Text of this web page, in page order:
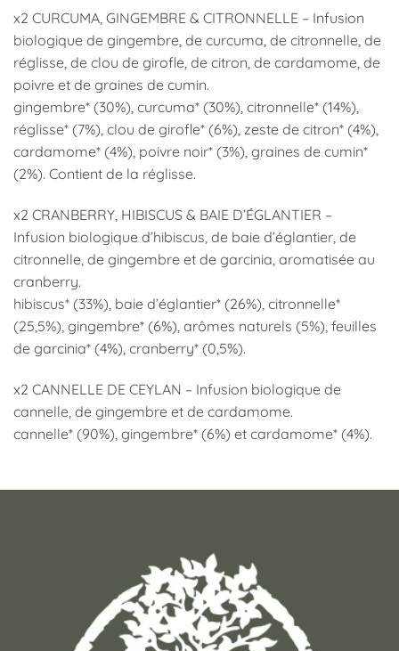
x2 CURCUMA, GINGEMBRE & CITRONNELLE – Infusion
biologique de gingembre, de curcuma, de citronnelle, de
réglisse, de clou de girofle, de citron, de cardamome, de
poivre et de graines de cumin.
gingembre* (30%), curcuma* (30%), citronnelle* (14%),
réglisse* (7%), clou de girofle* (6%), zeste de citron* (4%),
cardamome* (4%), poivre noir* (3%), graines de cumin*
(2%). Contient de la réglisse.
x2 CRANBERRY, HIBISCUS & BAIE D’ÉGLANTIER –
Infusion biologique d’hibiscus, de baie d’églantier, de
citronnelle, de gingembre et de garcinia, aromatisée au
cranberry.
hibiscus* (33%), baie d’églantier* (26%), citronnelle*
(25,5%), gingembre* (6%), arômes naturels (5%), feuilles
de garcinia* (4%), cranberry* (0,5%).
x2 CANNELLE DE CEYLAN – Infusion biologique de
cannelle, de gingembre et de cardamome.
cannelle* (90%), gingembre* (6%) et cardamome* (4%).